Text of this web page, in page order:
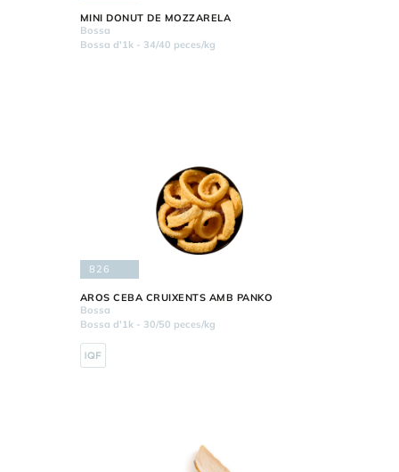
MINI DONUT DE MOZZARELA
Bossa
Bossa d'1k - 34/40 peces/kg
826
AROS CEBA CRUIXENTS AMB PANKO
Bossa
Bossa d'1k - 30/50 peces/kg